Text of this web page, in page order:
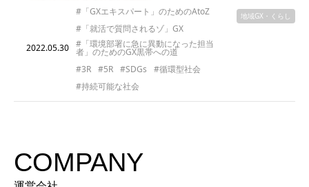
2022.05.30
#「GXエキスパート」のためのAtoZ
#「就活で質問されるゾ」GX
#「環境部署に急に異動になった担当
者」のためのGX黒帯への道
#3R
#5R #SDGs
#循環型社会
#持続可能な社会
地域GX・くらし
COMPANY